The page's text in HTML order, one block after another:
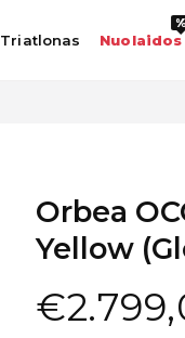
Triatlonas Nuolaidos
%
Orbea
Yellow